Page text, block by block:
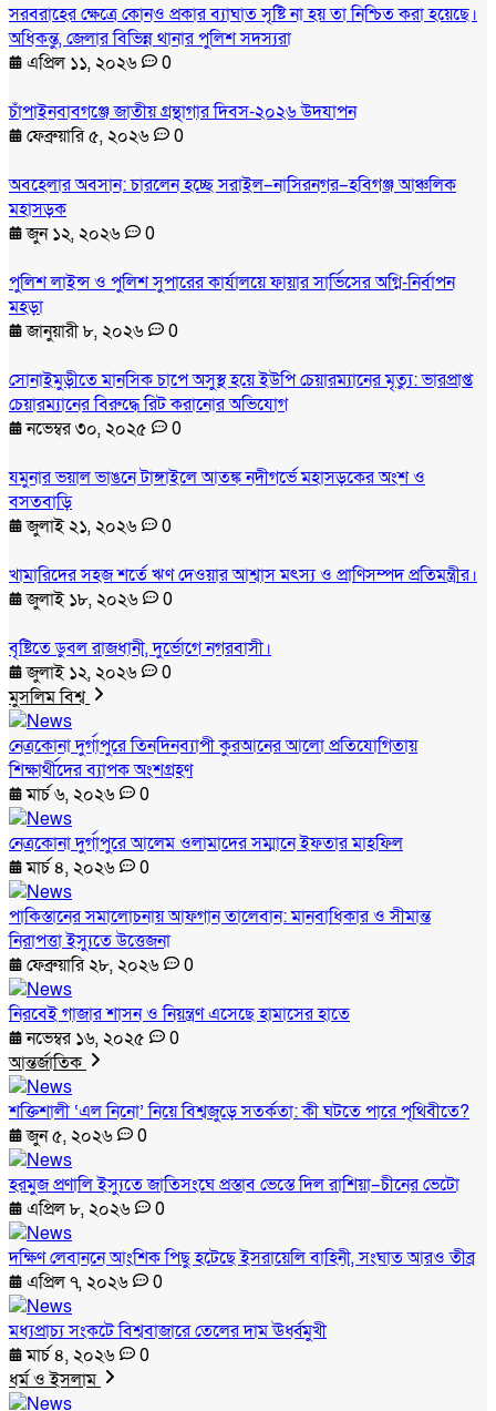
সরবরাহের ক্ষেত্রে কোনও প্রকার ব্যাঘাত সৃষ্টি না হয় তা নিশ্চিত করা হয়েছে।
অধিকন্তু, জেলার বিভিন্ন থানার পুলিশ সদস্যরা
এপ্রিল ১১, ২০২৬
0
চাঁপাইনবাবগঞ্জে জাতীয় গ্রন্থাগার দিবস-২০২৬ উদযাপন
ফেব্রুয়ারি ৫, ২০২৬
0
অবহেলার অবসান: চারলেন হচ্ছে সরাইল–নাসিরনগর–হবিগঞ্জ আঞ্চলিক
মহাসড়ক
জুন ১২, ২০২৬
0
পুলিশ লাইন্স ও পুলিশ সুপারের কার্যালয়ে ফায়ার সার্ভিসের অগ্নি-নির্বাপন
মহড়া
জানুয়ারী ৮, ২০২৬
0
সোনাইমুড়ীতে মানসিক চাপে অসুস্থ হয়ে ইউপি চেয়ারম্যানের মৃত্যু: ভারপ্রাপ্ত
চেয়ারম্যানের বিরুদ্ধে রিট করানোর অভিযোগ
নভেম্বর ৩০, ২০২৫
0
যমুনার ভয়াল ভাঙনে টাঙ্গাইলে আতঙ্ক নদীগর্ভে মহাসড়কের অংশ ও
বসতবাড়ি
জুলাই ২১, ২০২৬
0
খামারিদের সহজ শর্তে ঋণ দেওয়ার আশ্বাস মৎস্য ও প্রাণিসম্পদ প্রতিমন্ত্রীর।
জুলাই ১৮, ২০২৬
0
বৃষ্টিতে ডুবল রাজধানী, দুর্ভোগে নগরবাসী।
জুলাই ১২, ২০২৬
0
মুসলিম বিশ্ব
নেত্রকোনা দুর্গাপুরে তিনদিনব্যাপী কুরআনের আলো প্রতিযোগিতায়
শিক্ষার্থীদের ব্যাপক অংশগ্রহণ
মার্চ ৬, ২০২৬
0
নেত্রকোনা দুর্গাপুরে আলেম ওলামাদের সম্মানে ইফতার মাহফিল
মার্চ ৪, ২০২৬
0
পাকিস্তানের সমালোচনায় আফগান তালেবান: মানবাধিকার ও সীমান্ত
নিরাপত্তা ইস্যুতে উত্তেজনা
ফেব্রুয়ারি ২৮, ২০২৬
0
নিরবেই গাজার শাসন ও নিয়ন্ত্রণ এসেছে হামাসের হাতে
নভেম্বর ১৬, ২০২৫
0
আন্তর্জাতিক
শক্তিশালী ‘এল নিনো’ নিয়ে বিশ্বজুড়ে সতর্কতা: কী ঘটতে পারে পৃথিবীতে?
জুন ৫, ২০২৬
0
হরমুজ প্রণালি ইস্যুতে জাতিসংঘে প্রস্তাব ভেস্তে দিল রাশিয়া–চীনের ভেটো
এপ্রিল ৮, ২০২৬
0
দক্ষিণ লেবাননে আংশিক পিছু হটেছে ইসরায়েলি বাহিনী, সংঘাত আরও তীব্র
এপ্রিল ৭, ২০২৬
0
মধ্যপ্রাচ্য সংকটে বিশ্ববাজারে তেলের দাম ঊর্ধ্বমুখী
মার্চ ৪, ২০২৬
0
ধর্ম ও ইসলাম